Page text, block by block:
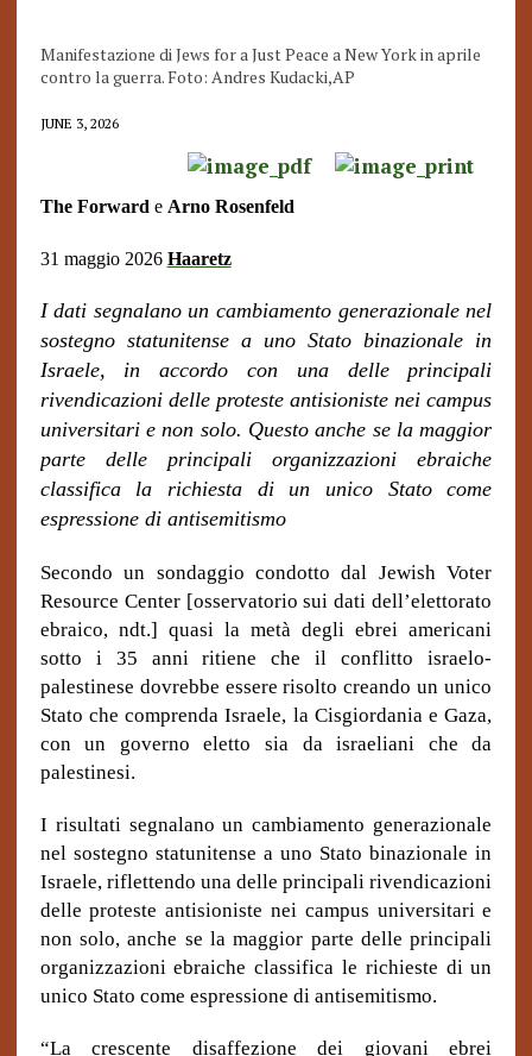
Manifestazione di Jews for a Just Peace a New York in aprile
contro la guerra. Foto: Andres Kudacki,AP
JUNE 3, 2026
The Forward e Arno Rosenfeld
31 maggio 2026 Haaretz
I dati segnalano un cambiamento generazionale nel
sostegno statunitense a uno Stato binazionale in
Israele, in accordo con una delle principali
rivendicazioni delle proteste antisioniste nei campus
universitari e non solo. Questo anche se la maggior
parte delle principali organizzazioni ebraiche
classifica la richiesta di un unico Stato come
espressione di antisemitismo
Secondo un sondaggio condotto dal Jewish Voter
Resource Center [osservatorio sui dati dell’elettorato
ebraico, ndt.] quasi la metà degli ebrei americani
sotto i 35 anni ritiene che il conflitto israelo-
palestinese dovrebbe essere risolto creando un unico
Stato che comprenda Israele, la Cisgiordania e Gaza,
con un governo eletto sia da israeliani che da
palestinesi.
I risultati segnalano un cambiamento generazionale
nel sostegno statunitense a uno Stato binazionale in
Israele, riflettendo una delle principali rivendicazioni
delle proteste antisioniste nei campus universitari e
non solo, anche se la maggior parte delle principali
organizzazioni ebraiche classifica le richieste di un
unico Stato come espressione di antisemitismo.
“La crescente disaffezione dei giovani ebrei